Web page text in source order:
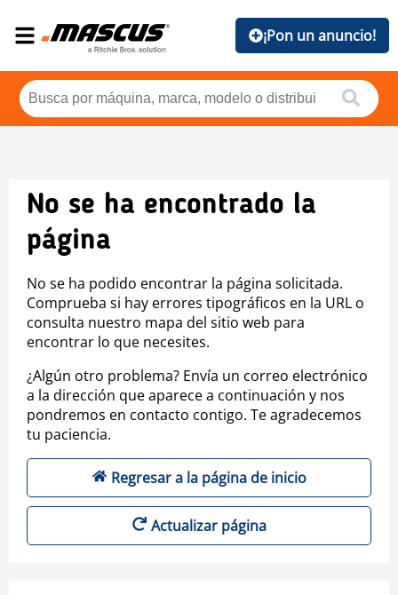
¡Pon un anuncio!
No se ha encontrado la
página
No se ha podido encontrar la página solicitada.
Comprueba si hay errores tipográficos en la URL o
consulta nuestro mapa del sitio web para
encontrar lo que necesites.
¿Algún otro problema? Envía un correo electrónico
a la dirección que aparece a continuación y nos
pondremos en contacto contigo. Te agradecemos
tu paciencia.
Regresar a la página de inicio
Actualizar página